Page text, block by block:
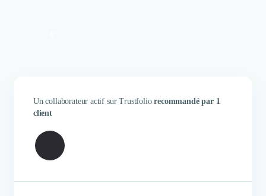
Un collaborateur actif sur Trustfoliorecommandé par 1
client